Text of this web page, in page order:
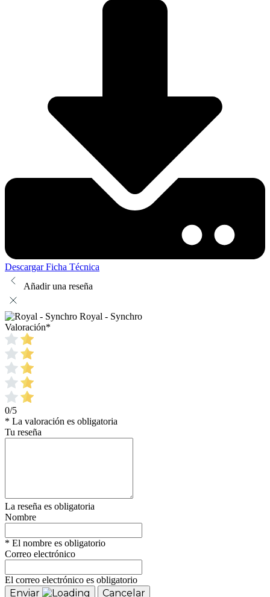
Descargar Ficha Técnica
Añadir una reseña
Royal - Synchro
Valoración*
0/5
* La valoración es obligatoria
Tu reseña
La reseña es obligatoria
Nombre
* El nombre es obligatorio
Correo electrónico
El correo electrónico es obligatorio
Enviar Cancelar